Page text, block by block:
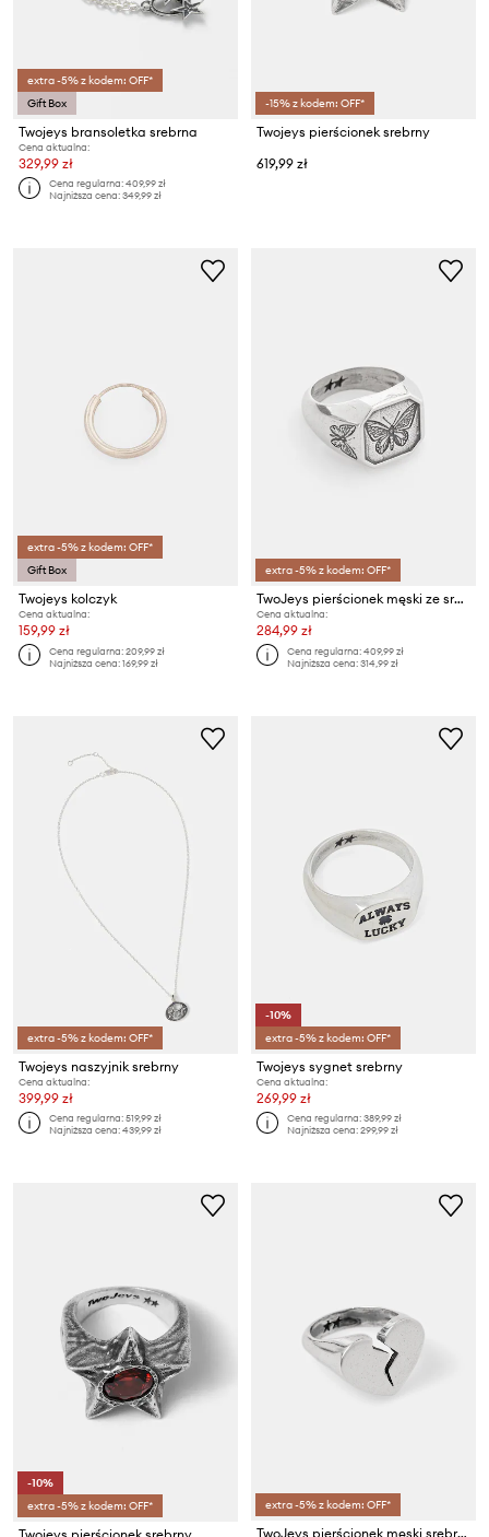
extra -5% z kodem: OFF*
Gift Box
Twojeys bransoletka srebrna
Cena aktualna:
329,99 zł
Cena regularna:409,99 zł
Najniższa cena:349,99 zł
-15% z kodem: OFF*
Twojeys pierścionek srebrny
619,99 zł
extra -5% z kodem: OFF*
Gift Box
Twojeys kolczyk
Cena aktualna:
159,99 zł
Cena regularna:209,99 zł
Najniższa cena:169,99 zł
extra -5% z kodem: OFF*
TwoJeys pierścionek męski ze srebra
Cena aktualna:
284,99 zł
Cena regularna:409,99 zł
Najniższa cena:314,99 zł
extra -5% z kodem: OFF*
Twojeys naszyjnik srebrny
Cena aktualna:
399,99 zł
Cena regularna:519,99 zł
Najniższa cena:439,99 zł
-10%
extra -5% z kodem: OFF*
Twojeys sygnet srebrny
Cena aktualna:
269,99 zł
Cena regularna:389,99 zł
Najniższa cena:299,99 zł
-10%
extra -5% z kodem: OFF*
extra -5% z kodem: OFF*
TwoJeys pierścionek męski srebrny